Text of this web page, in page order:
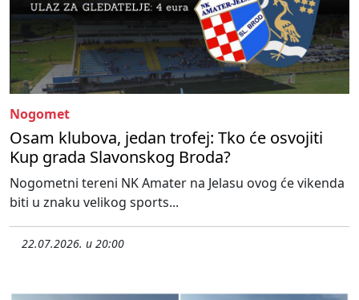
Nogomet
Osam klubova, jedan trofej: Tko će osvojiti
Kup grada Slavonskog Broda?
Nogometni tereni NK Amater na Jelasu ovog će vikenda
biti u znaku velikog sports...
22.07.2026. u 20:00